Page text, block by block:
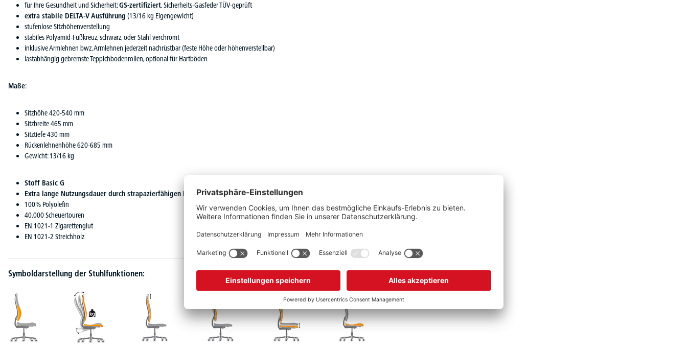
für Ihre Gesundheit und Sicherheit:GS-zertifiziert, Sicherheits-Gasfeder TÜV-geprüft
extra stabile DELTA-V Ausführung (13/16 kg Eigengewicht)
stufenlose Sitzhöhenverstellung
stabiles Polyamid-Fußkreuz, schwarz, oder Stahl verchromt
inklusive Armlehnen bwz. Armlehnen jederzeit nachrüstbar (feste Höhe oder höhenverstellbar)
lastabhängig gebremste Teppichbodenrollen, optional für Hartböden
Maße:
Sitzhöhe 420-540 mm
Sitzbreite 465 mm
Sitztiefe 430 mm
Rückenlehnenhöhe 620-685 mm
Gewicht: 13/16 kg
Stoff Basic G
Extra lange Nutzungsdauer durch strapazierfähigen Bezugsstoff:
100% Polyolefin
40.000 Scheuertouren
EN 1021-1 Zigarettenglut
EN 1021-2 Streichholz
Symboldarstellung der Stuhlfunktionen: